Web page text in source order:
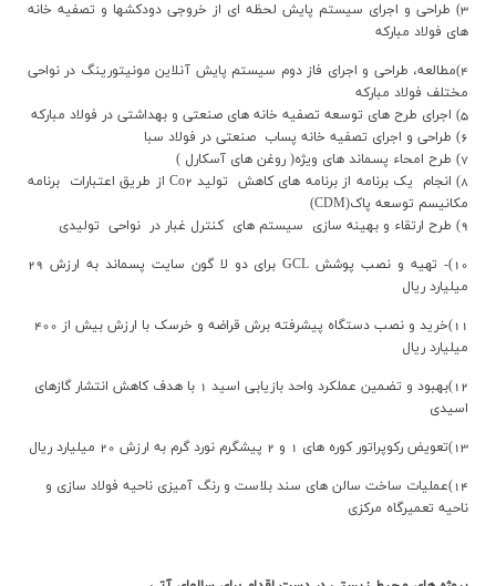
3) طراحي و اجراي سيستم پايش لحظه اي از خروجي دودکشها و تصفيه خانه
هاي فولاد مبارکه
4)مطالعه، طراحی و اجرای فاز دوم سیستم پایش آنلاین مونیتورینگ در نواحی
مختلف فولاد مبارکه
5) اجراي طرح هاي توسعه تصفيه خانه هاي صنعتي و بهداشتي در فولاد مبارکه
6) طراحي و اجراي تصفيه خانه پساب صنعتي در فولاد سبا
7) طرح امحاء پسماند هاي ويژه( روغن هاي آسکارل )
8) انجام يک برنامه از برنامه هاي کاهش توليد Co2 از طريق اعتبارات برنامه
مکانيسم توسعه پاک(CDM)
9) طرح ارتقاء و بهينه سازي سيستم هاي کنترل غبار در نواحي توليدي
10)- تهیه و نصب پوششGCL
برای دو لا گون سایت پسماند به ارزش 29
میلیارد ریال
11)خرید و نصب دستگاه پیشرفته برش قراضه و خرسک با ارزش بیش از 400
میلیارد ریال
12)بهبود و تضمین عملکرد واحد بازیابی اسید 1 با هدف کاهش انتشار گازهای
اسیدی
13)تعویض رکوپراتور کوره های 1 و 2 پیشگرم نورد گرم به ارزش 20 میلیارد ریال
14)عملیات ساخت سالن های سند بلاست و رنگ آمیزی ناحیه فولاد سازی و
ناحیه تعمیرگاه مرکزی